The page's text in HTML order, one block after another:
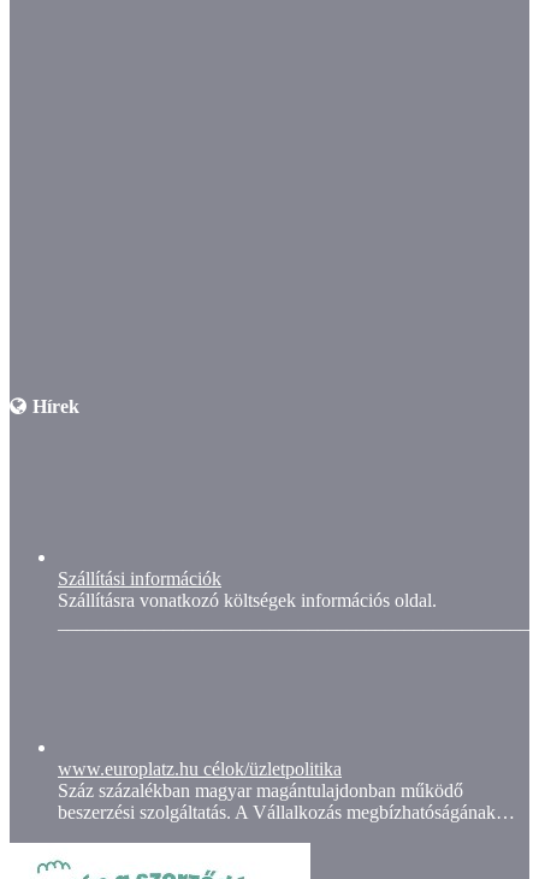
Hírek
Szállítási információk
Szállításra vonatkozó költségek információs oldal.
www.europlatz.hu célok/üzletpolitika
Száz százalékban magyar magántulajdonban működő
beszerzési szolgáltatás. A Vállalkozás megbízhatóságának…